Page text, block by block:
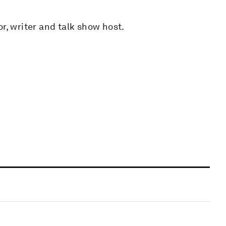
writer and talk show host.